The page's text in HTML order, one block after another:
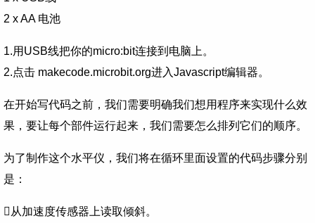
2 x AA 电池
1.用USB线把你的micro:bit连接到电脑上。
2.点击 makecode.microbit.org进入Javascript编辑器。
在开始写代码之前，我们需要明确我们想用程序来实现什么效
果，要让每个部件运行起来，我们需要怎么排列它们的顺序。
为了制作这个水平仪，我们将在循环里面设置的代码步骤分别
是：
从加速度传感器上读取倾斜。